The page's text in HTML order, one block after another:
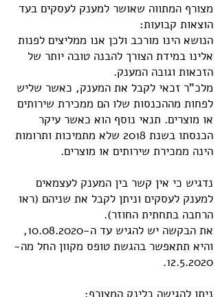
מצורף המתווה שאושר למענק לעסקים בעד
הוצאות קבועות:
הנושא הינו מורכב ולכן אנו ממליצים לפנות
אלינו במידת הצורך להבנה טובה יותר של
הזכאות וגובה המענק.
מלכ"ר זכאי לקבל את המענק, כאשר שליש
לפחות מההכנסות שלו הם ממכירת שירותים
או מוצרים. תנאי נוסף הוא כאשר עיקר
הכנסתו בשנת 2018 שלא מתמיכות ותרומות
הינה ממכירת שירותים או מוצרים.
נדגיש כי אין קשר בין המענק לעצמאים
למענק לעסקים וניתן לקבל את שניהם (ראו
הרחבה בתחתית החוזר).
את הבקשה יש להגיש עד ה-10.08.2020,
והיא תתאפשר בהגשת טופס מקוון החל מה-
12.5.2020
.